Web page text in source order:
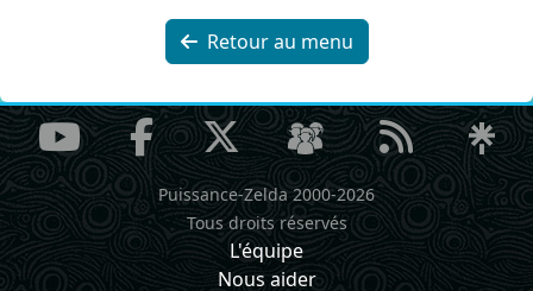
Retour au menu
Puissance-Zelda 2000-2026
Tous droits réservés
L'équipe
Nous aider